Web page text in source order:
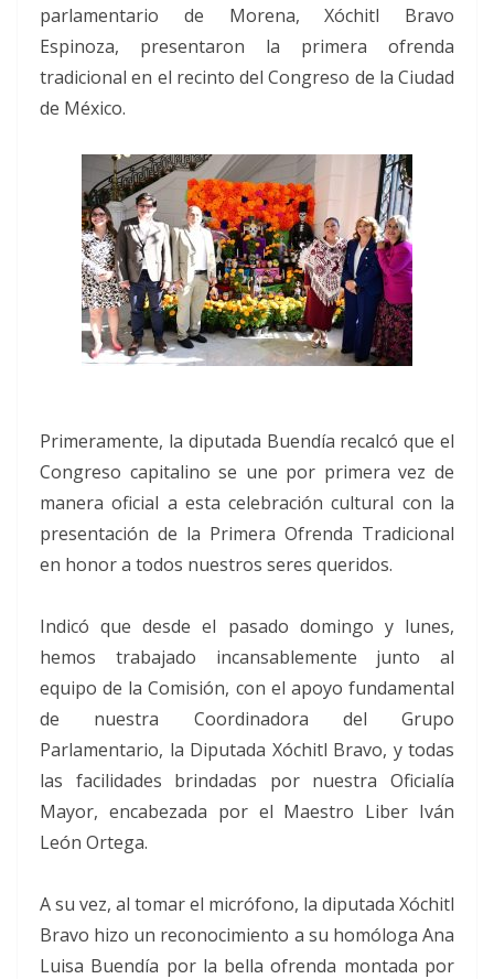
parlamentario de Morena, Xóchitl Bravo
Espinoza, presentaron la primera ofrenda
tradicional en el recinto del Congreso de la Ciudad
de México.
Primeramente, la diputada Buendía recalcó que el
Congreso capitalino se une por primera vez de
manera oficial a esta celebración cultural con la
presentación de la Primera Ofrenda Tradicional
en honor a todos nuestros seres queridos.
Indicó que desde el pasado domingo y lunes,
hemos trabajado incansablemente junto al
equipo de la Comisión, con el apoyo fundamental
de nuestra Coordinadora del Grupo
Parlamentario, la Diputada Xóchitl Bravo, y todas
las facilidades brindadas por nuestra Oficialía
Mayor, encabezada por el Maestro Liber Iván
León Ortega.
A su vez, al tomar el micrófono, la diputada Xóchitl
Bravo hizo un reconocimiento a su homóloga Ana
Luisa Buendía por la bella ofrenda montada por